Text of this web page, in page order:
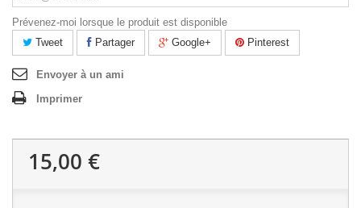
Prévenez-moi lorsque le produit est disponible
Tweet
Partager Google+ Pinterest
Envoyer à un ami
Imprimer
15,00 €